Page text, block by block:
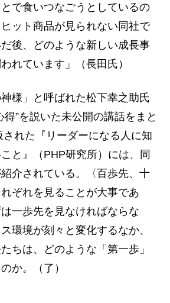
で食いつなごうとしているの
ット商品が見られない同社で
後、どのような新しい成長事
れています」（長田氏）
様」と呼ばれた松下幸之助氏
得”を説いた未公開の講話をまと
れた『リーダーになる人に知
と』（PHP研究所）には、同
介されている。〈百歩先、十
ぞれを見ることが大事であ
一歩先を見なければならな
環境が刻々と変化するなか、
ちは、どのような「第一歩」
か。（了）